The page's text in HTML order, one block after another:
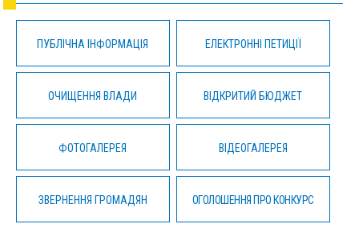
ПУБЛІЧНА ІНФОРМАЦІЯ ЕЛЕКТРОННІ ПЕТИЦІЇ
ОЧИЩЕННЯ ВЛАДИ ВІДКРИТИЙ БЮДЖЕТ
ФОТОГАЛЕРЕЯ ВІДЕОГАЛЕРЕЯ
ЗВЕРНЕННЯ ГРОМАДЯН ОГОЛОШЕННЯ ПРО КОНКУРС